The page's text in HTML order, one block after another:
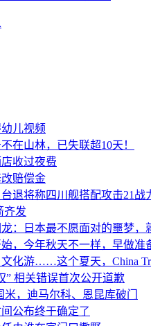
儿视频
在山林，已失联超10天！
收过夜费
赔偿金
退将称四川舰搭配攻击21战
齐发
：日本最不愿面对的噩梦，
，今年秋天不一样，早做准
化游……这个夏天，China
” 相关错误首次公开道歉
，迪马尔科、恩昆库破门
公布终于确定了